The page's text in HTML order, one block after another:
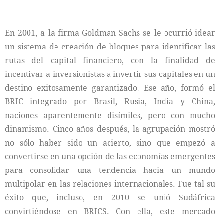
En 2001, a la firma Goldman Sachs se le ocurrió idear
un sistema de creación de bloques para identificar las
rutas del capital financiero, con la finalidad de
incentivar a inversionistas a invertir sus capitales en un
destino exitosamente garantizado. Ese año, formó el
BRIC integrado por Brasil, Rusia, India y China,
naciones aparentemente disímiles, pero con mucho
dinamismo. Cinco años después, la agrupación mostró
no sólo haber sido un acierto, sino que empezó a
convertirse en una opción de las economías emergentes
para consolidar una tendencia hacia un mundo
multipolar en las relaciones internacionales. Fue tal su
éxito que, incluso, en 2010 se unió Sudáfrica
convirtiéndose en BRICS. Con ella, este mercado